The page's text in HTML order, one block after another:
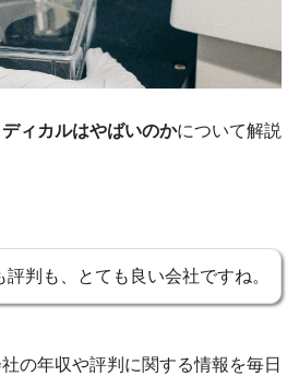
ィカルはやばいのかについて解説
評判も、とても良い会社ですね。
の年収や評判に関する情報を毎日